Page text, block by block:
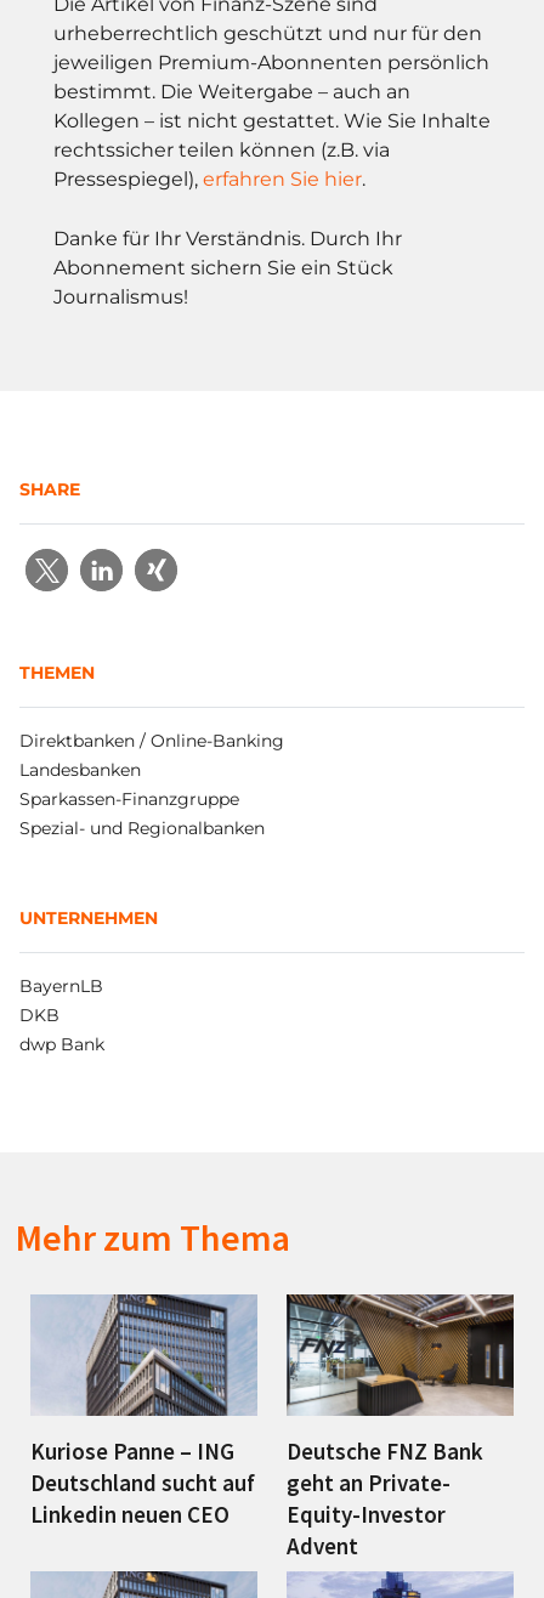
urheberrechtlich geschützt und nur für den
jeweiligen Premium-Abonnenten persönlich
bestimmt. Die Weitergabe – auch an
Kollegen – ist nicht gestattet. Wie Sie Inhalte
rechtssicher teilen können (z.B. via
Pressespiegel), erfahren Sie hier.
Danke für Ihr Verständnis. Durch Ihr
Abonnement sichern Sie ein Stück
Journalismus!
SHARE
THEMEN
Direktbanken / Online-Banking
Landesbanken
Sparkassen-Finanzgruppe
Spezial- und Regionalbanken
UNTERNEHMEN
BayernLB
DKB
dwp Bank
Mehr zum Thema
Kuriose Panne – ING
Deutschland sucht auf
Linkedin neuen CEO
Deutsche FNZ Bank
geht an Private-
Equity-Investor
Advent